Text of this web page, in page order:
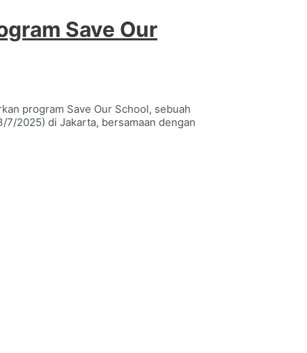
Save Our
program Save Our School, sebuah
2025) di Jakarta, bersamaan dengan